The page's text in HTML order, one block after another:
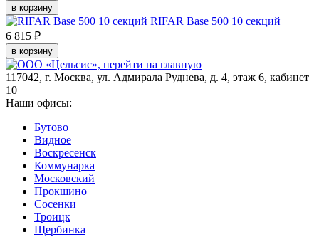
в корзину
RIFAR Base 500 10 секций
6 815 ₽
в корзину
117042, г. Москва, ул. Адмирала Руднева, д. 4, этаж 6, кабинет
10
Наши офисы:
Бутово
Видное
Воскресенск
Коммунарка
Московский
Прокшино
Сосенки
Троицк
Щербинка